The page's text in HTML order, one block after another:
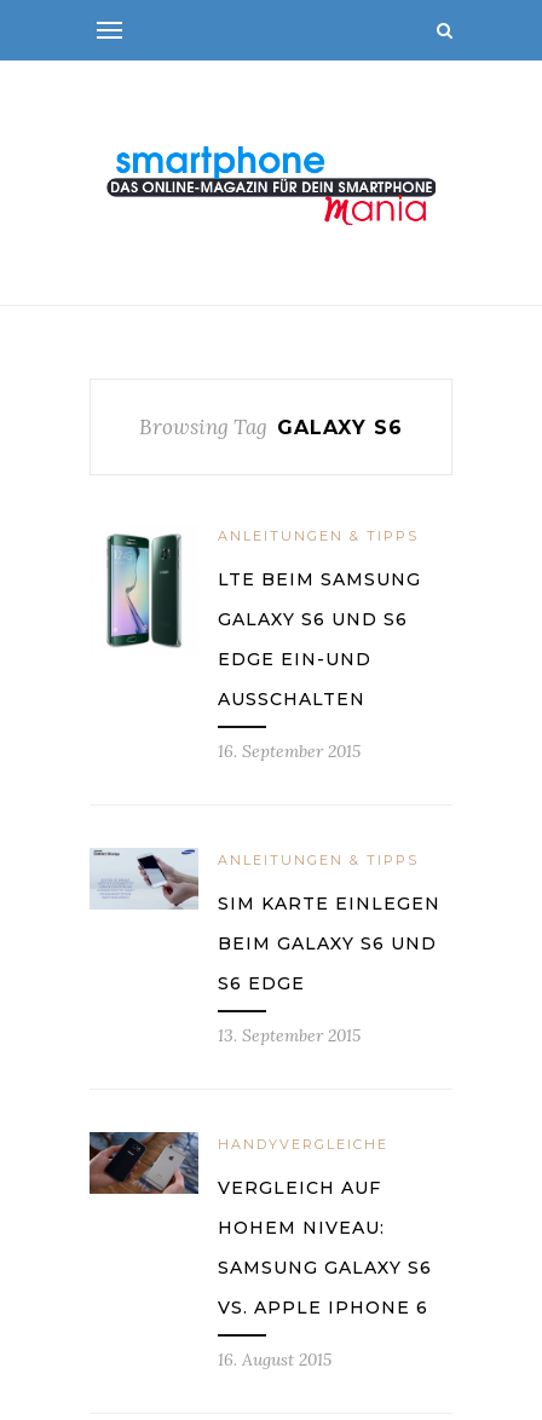
Browsing Tag GALAXY S6
ANLEITUNGEN & TIPPS
LTE BEIM SAMSUNG
GALAXY S6 UND S6
EDGE EIN-UND
AUSSCHALTEN
16. September 2015
ANLEITUNGEN & TIPPS
SIM KARTE EINLEGEN
BEIM GALAXY S6 UND
S6 EDGE
13. September 2015
HANDYVERGLEICHE
VERGLEICH AUF
HOHEM NIVEAU:
SAMSUNG GALAXY S6
VS. APPLE IPHONE 6
16. August 2015